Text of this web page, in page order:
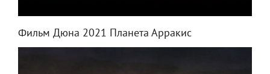
Фильм Дюна 2021 Планета Арракис